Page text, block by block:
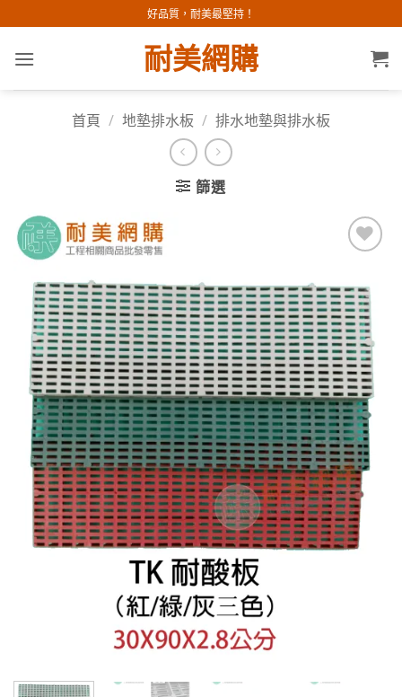
to
content
好品質，耐美最堅持！
耐美網購
首頁 / 地墊排水板 / 排水地墊與排水板
篩選
願望
清單